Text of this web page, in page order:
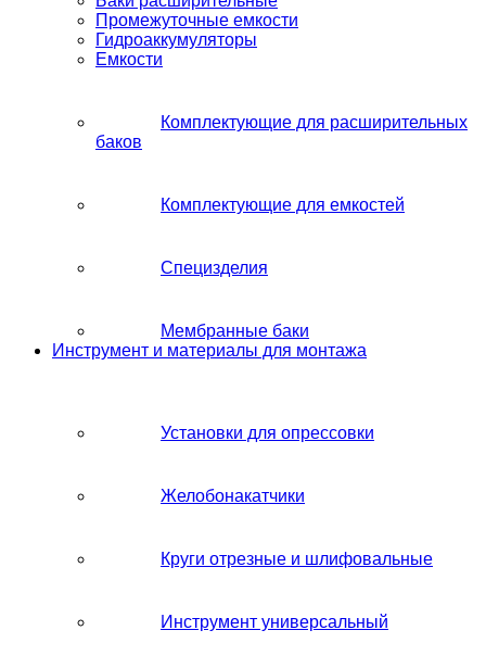
Промежуточные емкости
Гидроаккумуляторы
Емкости
Комплектующие для расширительных
баков
Комплектующие для емкостей
Специзделия
Мембранные баки
Инструмент и материалы для монтажа
Установки для опрессовки
Желобонакатчики
Круги отрезные и шлифовальные
Инструмент универсальный